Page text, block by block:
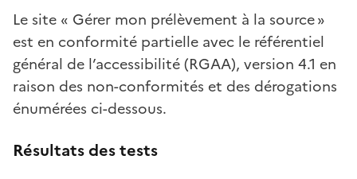
Le site « Gérer mon prélèvement à la source »
est en conformité partielle avec le référentiel
général de l’accessibilité (RGAA), version 4.1 en
raison des non-conformités et des dérogations
énumérées ci-dessous.
Résultats des tests